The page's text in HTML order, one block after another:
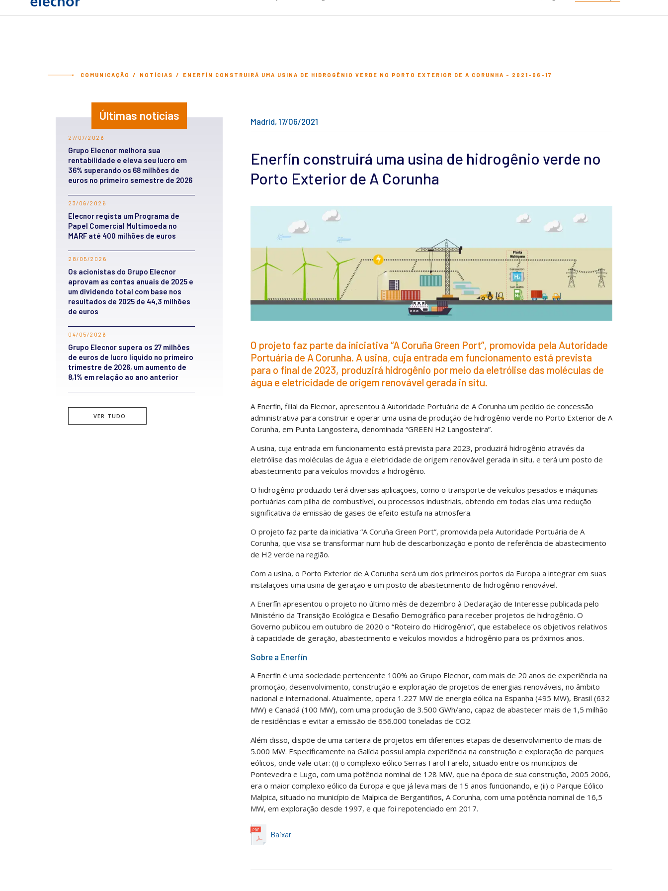
COMUNICAÇÃO NOTÍCIAS ENERFÍN CONSTRUIRÁ UMA USINA DE HIDROGÊNIO VERDE NO PORTO EXTERIOR DE A CORUNHA - 2021-06-17
Últimas notícias
27/07/2026
Grupo Elecnor melhora sua
rentabilidade e eleva seu lucro em
36% superando os 68 milhões de
euros no primeiro semestre de 2026
23/06/2026
Elecnor regista um Programa de
Papel Comercial Multimoeda no
MARF até 400 milhões de euros
28/05/2026
Os acionistas do Grupo Elecnor
aprovam as contas anuais de 2025 e
um dividendo total com base nos
resultados de 2025 de 44,3 milhões
de euros
04/05/2026
Grupo Elecnor supera os 27 milhões
de euros de lucro líquido no primeiro
trimestre de 2026, um aumento de
8,1% em relação ao ano anterior
VER TUDO
Madrid, 17/06/2021
Enerfín construirá uma usina de hidrogênio verde no
Porto Exterior de A Corunha
O projeto faz parte da iniciativa “A Coruña Green Port”, promovida pela Autoridade
Portuária de A Corunha. A usina, cuja entrada em funcionamento está prevista
para o final de 2023, produzirá hidrogênio por meio da eletrólise das moléculas de
água e eletricidade de origem renovável gerada in situ.
A Enerfín, filial da Elecnor, apresentou à Autoridade Portuária de A Corunha um pedido de concessão
administrativa para construir e operar uma usina de produção de hidrogênio verde no Porto Exterior de A
Corunha, em Punta Langosteira, denominada “GREEN H2 Langosteira”.
A usina, cuja entrada em funcionamento está prevista para 2023, produzirá hidrogênio através da
eletrólise das moléculas de água e eletricidade de origem renovável gerada in situ, e terá um posto de
abastecimento para veículos movidos a hidrogênio.
O hidrogênio produzido terá diversas aplicações, como o transporte de veículos pesados e máquinas
portuárias com pilha de combustível, ou processos industriais, obtendo em todas elas uma redução
significativa da emissão de gases de efeito estufa na atmosfera.
O projeto faz parte da iniciativa “A Coruña Green Port”, promovida pela Autoridade Portuária de A
Corunha, que visa se transformar num hub de descarbonização e ponto de referência de abastecimento
de H2 verde na região.
Com a usina, o Porto Exterior de A Corunha será um dos primeiros portos da Europa a integrar em suas
instalações uma usina de geração e um posto de abastecimento de hidrogênio renovável.
A Enerfín apresentou o projeto no último mês de dezembro à Declaração de Interesse publicada pelo
Ministério da Transição Ecológica e Desafio Demográfico para receber projetos de hidrogênio. O
Governo publicou em outubro de 2020 o “Roteiro do Hidrogênio”, que estabelece os objetivos relativos
à capacidade de geração, abastecimento e veículos movidos a hidrogênio para os próximos anos.
Sobre a Enerfín
A Enerfín é uma sociedade pertencente 100% ao Grupo Elecnor, com mais de 20 anos de experiência na
promoção, desenvolvimento, construção e exploração de projetos de energias renováveis, no âmbito
nacional e internacional. Atualmente, opera 1.227 MW de energia eólica na Espanha (495 MW), Brasil (632
MW) e Canadá (100 MW), com uma produção de 3.500 GWh/ano, capaz de abastecer mais de 1,5 milhão
de residências e evitar a emissão de 656.000 toneladas de CO2.
Além disso, dispõe de uma carteira de projetos em diferentes etapas de desenvolvimento de mais de
5.000 MW. Especificamente na Galícia possui ampla experiência na construção e exploração de parques
eólicos, onde vale citar: (i) o complexo eólico Serras Farol Farelo, situado entre os municípios de
Pontevedra e Lugo, com uma potência nominal de 128 MW, que na época de sua construção, 2005 2006,
era o maior complexo eólico da Europa e que já leva mais de 15 anos funcionando, e (ii) o Parque Eólico
Malpica, situado no município de Malpica de Bergantiños, A Corunha, com uma potência nominal de 16,5
MW, em exploração desde 1997, e que foi repotenciado em 2017.
Baixar